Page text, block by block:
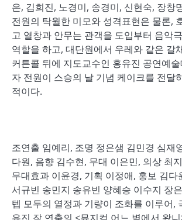
은, 김희진, 노경미, 송경미, 신현숙, 장창
전원의 탁월한 미모와 성격표현은 물론,
고 열창과 안무는 관객을 도입부터 음악
역할을 하고, 대단원에서 우레와 같은 갈
커튼콜 뒤에 지도교수인 홍유진 공연예
자 전원이 스승의 날 기념 케이크를 전달
적이다.
조연출 임예리, 조명 정은샘 김민경 심재
다원, 음향 김수현, 무대 이은민, 의상 최
무대효과 이윤경, 기획 이정애, 홍보 김다
서규빈 송민지 송유빈 양혜승 이수지 장
텝 모두의 열정과 기량이 조화를 이루어,